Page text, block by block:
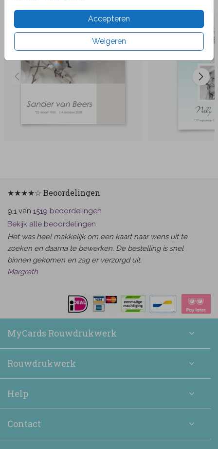
Accepteren
Weigeren
★★★★☆ Beoordelingen
9.1 van 1519 beoordelingen
Bekijk alle beoordelingen
Het was heel makkelijk om een kaart naar wens uit te
zoeken en daarna te bewerken. De bestelling is snel
binnen gekomen en zag er verzorgd uit.
Margreth
MyCards Rouwdrukwerk
Rouwdrukwerk
Help
Contact